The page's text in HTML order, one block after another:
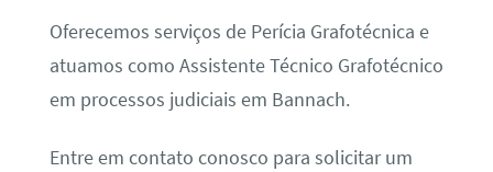
Oferecemos serviços de Perícia Grafotécnica e
atuamos como Assistente Técnico Grafotécnico
em processos judiciais em Bannach.
Entre em contato conosco para solicitar um